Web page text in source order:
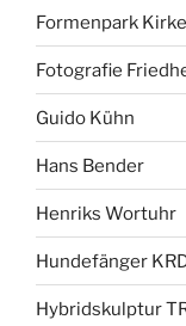
Formenpark
Fotografie
Guido Kühn
Hans Bender
Henriks Wortuhr
Hundefänger
Hybridskulptur